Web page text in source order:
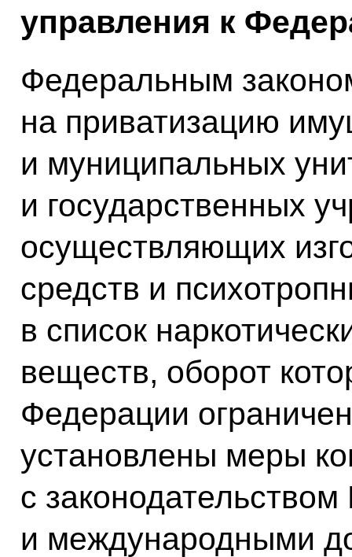
управления к
Федеральным
на приватизацию
и муниципальных
и государственных
осуществляющих
средств и
в список
веществ, оборот
Федерации
установлены меры
с
и международными